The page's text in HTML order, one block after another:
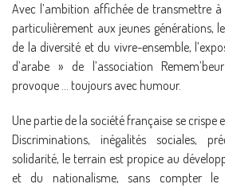
Avec l’ambition affichée de transmettre
particulièrement aux jeunes générations,
de la diversité et du vivre-ensemble,
d’arabe » de l’association
provoque … toujours avec humour.
Une partie de la société française se crispe
Discriminations, inégalités sociales,
solidarité, le terrain est propice au
et du nationalisme, sans compter le